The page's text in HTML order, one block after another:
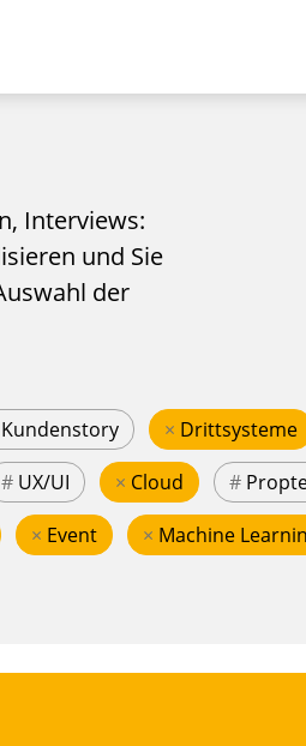
Interviews:
und Sie
der
Kundenstory × Drittsysteme
# UX/UI × Cloud #
× Event × Machine